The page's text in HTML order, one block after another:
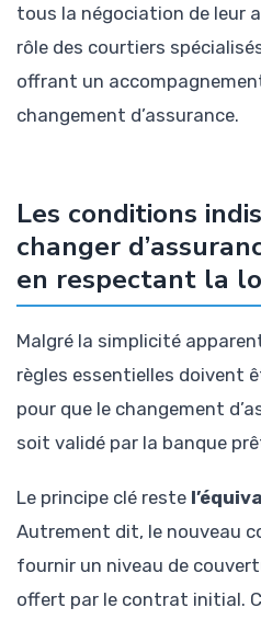
tous la négociation de leur
rôle des courtiers
offrant un
changement d’assurance.
Les conditions
changer
en respectant la
Malgré la simplicité
règles essentielles doivent
pour que le changement
soit validé par la banque
Le principe clé reste
Autrement dit, le nouveau
fournir un niveau de
offert par le contrat initial.